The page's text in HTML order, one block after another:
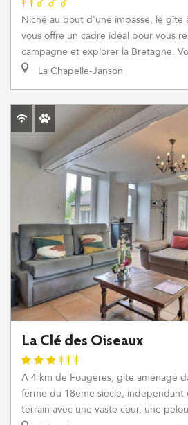
Niché au bout d'une impasse, le gîte
vous offre un cadre idéal pour vous
campagne et explorer la Bretagne.
La Chapelle-Janson
La Clé des Oiseaux
A 4 km de Fougères, gîte aménagé
ferme du 18ème siècle,
terrain avec une vaste cour, une